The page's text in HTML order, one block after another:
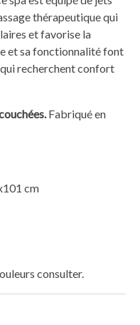
thérapeutique qui
et favorise la
et sa fonctionnalité font
recherchent confort
Fabriqué en
cm
consulter.